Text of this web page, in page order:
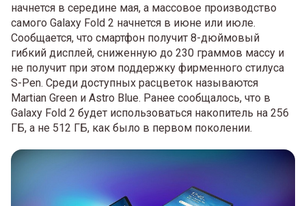
начнется в середине мая, а массовое производство
самого Galaxy Fold 2 начнется в июне или июле.
Сообщается, что смартфон получит 8-дюймовый
гибкий дисплей, сниженную до 230 граммов массу и
не получит при этом поддержку фирменного стилуса
S-Pen. Среди доступных расцветок называются
Martian Green и Astro Blue. Ранее сообщалось, что в
Galaxy Fold 2 будет использоваться накопитель на 256
ГБ, а не 512 ГБ, как было в первом поколении.